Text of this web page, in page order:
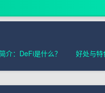
简介：DeFi是什么？ 好处与特